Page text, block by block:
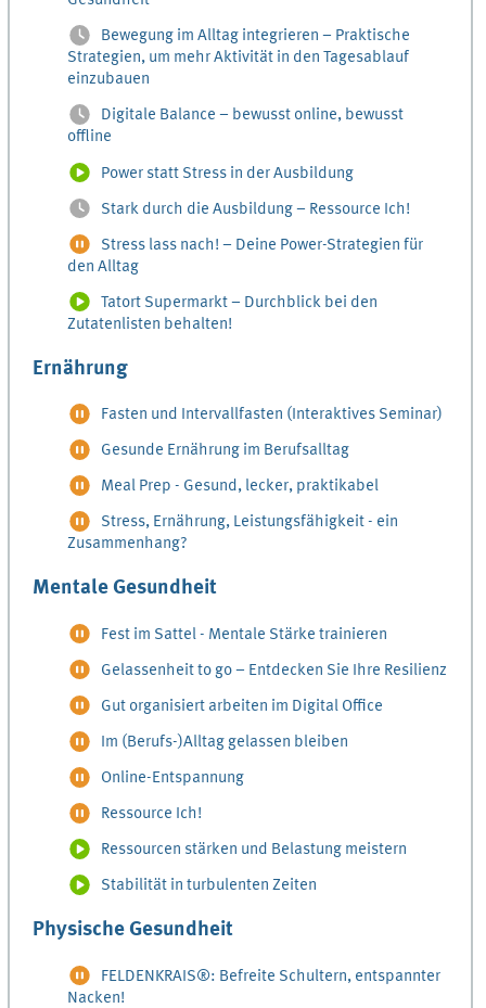
Bewegung im Alltag integrieren – Praktische
Strategien, um mehr Aktivität in den Tagesablauf
einzubauen
Digitale Balance – bewusst online, bewusst
offline
Power statt Stress in der Ausbildung
Stark durch die Ausbildung – Ressource Ich!
Stress lass nach! – Deine Power-Strategien für
den Alltag
Tatort Supermarkt – Durchblick bei den
Zutatenlisten behalten!
Ernährung
Fasten und Intervallfasten (Interaktives Seminar)
Gesunde Ernährung im Berufsalltag
Meal Prep - Gesund, lecker, praktikabel
Stress, Ernährung, Leistungsfähigkeit - ein
Zusammenhang?
Mentale Gesundheit
Fest im Sattel - Mentale Stärke trainieren
Gelassenheit to go – Entdecken Sie Ihre Resilienz
Gut organisiert arbeiten im Digital Office
Im (Berufs-)Alltag gelassen bleiben
Online-Entspannung
Ressource Ich!
Ressourcen stärken und Belastung meistern
Stabilität in turbulenten Zeiten
Physische Gesundheit
FELDENKRAIS®: Befreite Schultern, entspannter
Nacken!